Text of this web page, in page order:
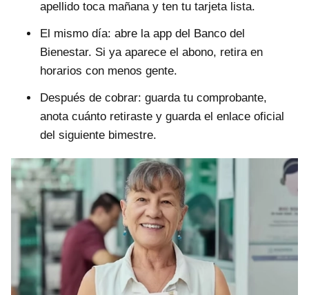
apellido toca mañana y ten tu tarjeta lista.
El mismo día: abre la app del Banco del
Bienestar. Si ya aparece el abono, retira en
horarios con menos gente.
Después de cobrar: guarda tu comprobante,
anota cuánto retiraste y guarda el enlace oficial
del siguiente bimestre.